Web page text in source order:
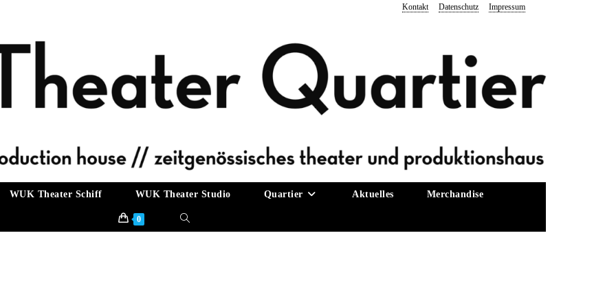
Kontakt Datenschutz Impressum
WUK Theater Schiff WUK Theater Studio Quartier Aktuelles Merchandise
0 Website-